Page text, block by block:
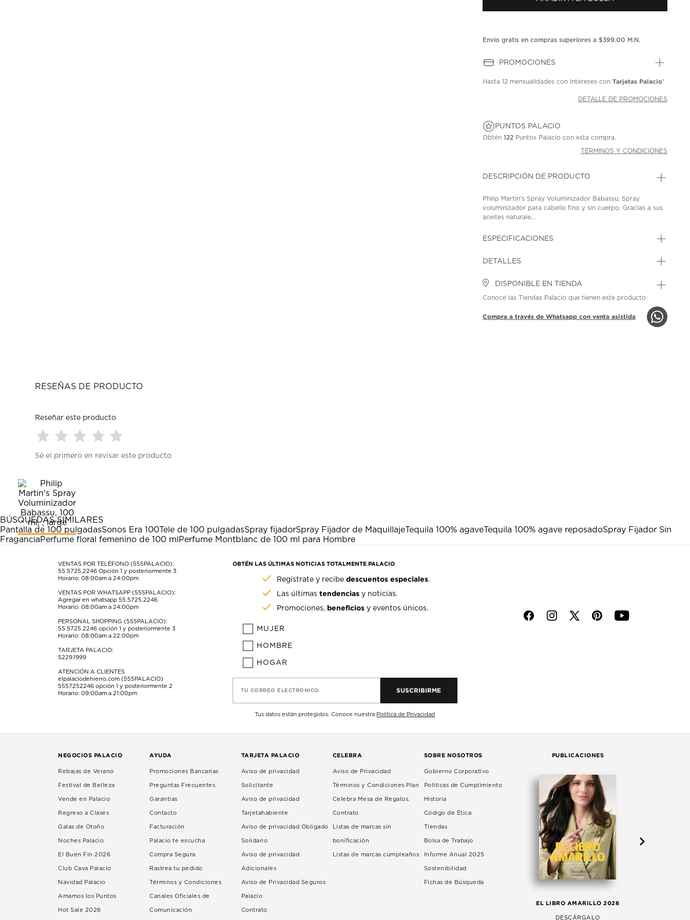
la
Envío gratis en compras superiores a $399.00 M.N.
PROMOCIONES
Hasta12 mensualidades con intereses conTarjetas Palacio*
DETALLE DE PROMOCIONES
PUNTOS PALACIO
Obtén122 Puntos Palacio con esta compra.
TÉRMINOS Y CONDICIONES
DESCRIPCIÓN DE PRODUCTO
Philip Martin's Spray Voluminizador Babassu; Spray
voluminizador para cabello fino y sin cuerpo. Gracias a sus
aceites naturale...
ESPECIFICACIONES
DETALLES
DISPONIBLE EN TIENDA
Conoce las Tiendas Palacio que tienen este producto.
Compra a través de Whatsapp con venta asistida
RESEÑAS DE PRODUCTO
Reseñar este producto
para
artículo
con
1
estrella
Esta
acción
abrirá
formulario
para
artículo
con
2
estrellas.
Esta
acción
abrirá
formulario
de
para
con
3
estrellas.
Esta
acción
abrirá
formulario
de
para
estrellas.
Esta
acción
abrirá
formulario
de
para
acción
abrirá
formulario
de
envío.
Sé el primero en revisar este producto
BÚSQUEDAS SIMILARES
Pantalla de 100 pulgadasSonos Era 100Tele de 100 pulgadasSpray fijadorSpray Fijador de MaquillajeTequila 100% agaveTequila 100% agave reposadoSpray Fijador Sin
FraganciaPerfume floral femenino de 100 ml Perfume Montblanc de 100 ml para Hombre
VENTAS POR TELÉFONO (555PALACIO):
55.5725.2246 Opción 1 y posteriormente 3
Horario: 08:00am a 24:00pm
VENTAS POR WHATSAPP (555PALACIO):
Agregar en whatsapp 55.5725.2246
Horario: 08:00am a 24:00pm
PERSONAL SHOPPING (555PALACIO):
55.5725.2246 opción 1 y posteriormente 3
Horario: 08:00am a 22:00pm
TARJETA PALACIO:
5229.1999
ATENCIÓN A CLIENTES
elpalaciodehierro.com (555PALACIO)
5557252246 opción 1 y posteriormente 2
Horario: 09:00am a 21:00pm
OBTÉN LAS ÚLTIMAS NOTICIAS TOTALMENTE PALACIO
Regístrate y recibedescuentos especiales.
Las últimastendencias y noticias.
Promociones, beneficios y eventos únicos.
MUJER
HOMBRE
HOGAR
TU CORREO ELECTRÓNICO SUSCRIBIRME
Tus datos están protegidos. Conoce nuestra Política de Privacidad
f i p y
NEGOCIOS PALACIO
Rebajas de Verano
Festival de Belleza
Vende en Palacio
Regreso a Clases
Galas de Otoño
Noches Palacio
El Buen Fin 2026
Club Cava Palacio
Navidad Palacio
Amamos los Puntos
Hot Sale 2026
AYUDA
Promociones Bancarias
Preguntas Frecuentes
Garantías
Contacto
Facturación
Palacio te escucha
Compra Segura
Rastrea tu pedido
Términos y Condiciones
Canales Oficiales de
Comunicación
TARJETA PALACIO
Aviso de privacidad
Solicitante
Aviso de privacidad
Tarjetahabiente
Aviso de privacidad Obligado
Solidario
Aviso de privacidad
Adicionales
Aviso de Privacidad Seguros
Palacio
Contrato
CELEBRA
Aviso de Privacidad
Términos y Condiciones Plan
Celebra Mesa de Regalos.
Contrato
Listas de marcas sin
bonificación
Listas de marcas cumpleaños
SOBRE NOSOTROS
Gobierno Corporativo
Políticas de Cumplimiento
Historia
Código de Ética
Tiendas
Bolsa de Trabajo
Informe Anual 2025
Sostenibilidad
Fichas de Búsqueda
PUBLICACIONES
EL LIBRO AMARILLO 2026
DESCÁRGALO